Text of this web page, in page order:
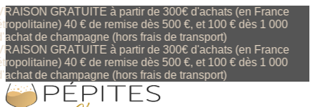
GRATUITE à partir de 300€ d'achats (en France
40 € de remise dès 500 €, et 100 € dès 1 000
de champagne (hors frais de transport)
GRATUITE à partir de 300€ d'achats (en France
40 € de remise dès 500 €, et 100 € dès 1 000
de champagne (hors frais de transport)